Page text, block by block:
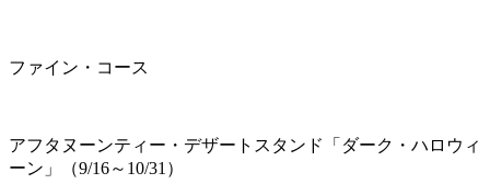
ファイン・コース
アフタヌーンティー・デザートスタンド「ダーク・ハロウィ
ーン」（9/16～10/31）